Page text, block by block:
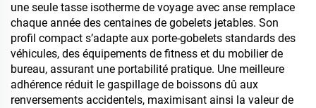
une seule tasse isotherme de voyage avec anse remplace
chaque année des centaines de gobelets jetables. Son
profil compact s’adapte aux porte-gobelets standards des
véhicules, des équipements de fitness et du mobilier de
bureau, assurant une portabilité pratique. Une meilleure
adhérence réduit le gaspillage de boissons dû aux
renversements accidentels, maximisant ainsi la valeur de